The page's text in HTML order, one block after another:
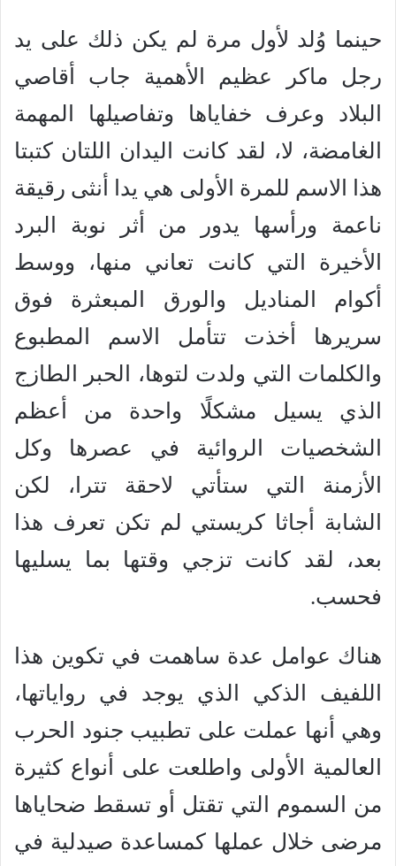
حينما وُلد لأول مرة لم يكن ذلك على يد
رجل ماكر عظيم الأهمية جاب أقاصي
البلاد وعرف خفاياها وتفاصيلها المهمة
الغامضة، لا، لقد كانت اليدان اللتان كتبتا
هذا الاسم للمرة الأولى هي يدا أنثى رقيقة
ناعمة ورأسها يدور من أثر نوبة البرد
الأخيرة التي كانت تعاني منها، ووسط
أكوام المناديل والورق المبعثرة فوق
سريرها أخذت تتأمل الاسم المطبوع
والكلمات التي ولدت لتوها، الحبر الطازج
الذي يسيل مشكلًا واحدة من أعظم
الشخصيات الروائية في عصرها وكل
الأزمنة التي ستأتي لاحقة تترا، لكن
الشابة أجاثا كريستي لم تكن تعرف هذا
بعد، لقد كانت تزجي وقتها بما يسليها
فحسب.
هناك عوامل عدة ساهمت في تكوين هذا
اللفيف الذكي الذي يوجد في رواياتها،
وهي أنها عملت على تطبيب جنود الحرب
العالمية الأولى واطلعت على أنواع كثيرة
من السموم التي تقتل أو تسقط ضحاياها
مرضى خلال عملها كمساعدة صيدلية في